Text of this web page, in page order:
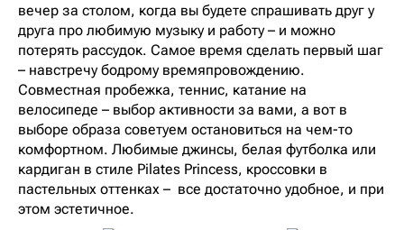
вечер за столом, когда вы будете спрашивать друг у
друга про любимую музыку и работу – и можно
потерять рассудок. Самое время сделать первый шаг
– навстречу бодрому времяпровождению.
Совместная пробежка, теннис, катание на
велосипеде – выбор активности за вами, а вот в
выборе образа советуем остановиться на чем-то
комфортном. Любимые джинсы, белая футболка или
кардиган в стиле Pilates Princess, кроссовки в
пастельных оттенках – все достаточно удобное, и при
этом эстетичное.